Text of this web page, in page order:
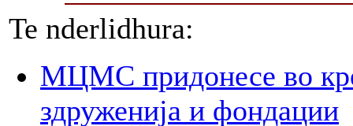
Te nderlidhura:
МЦМС придонесe во
здруженија и фондации